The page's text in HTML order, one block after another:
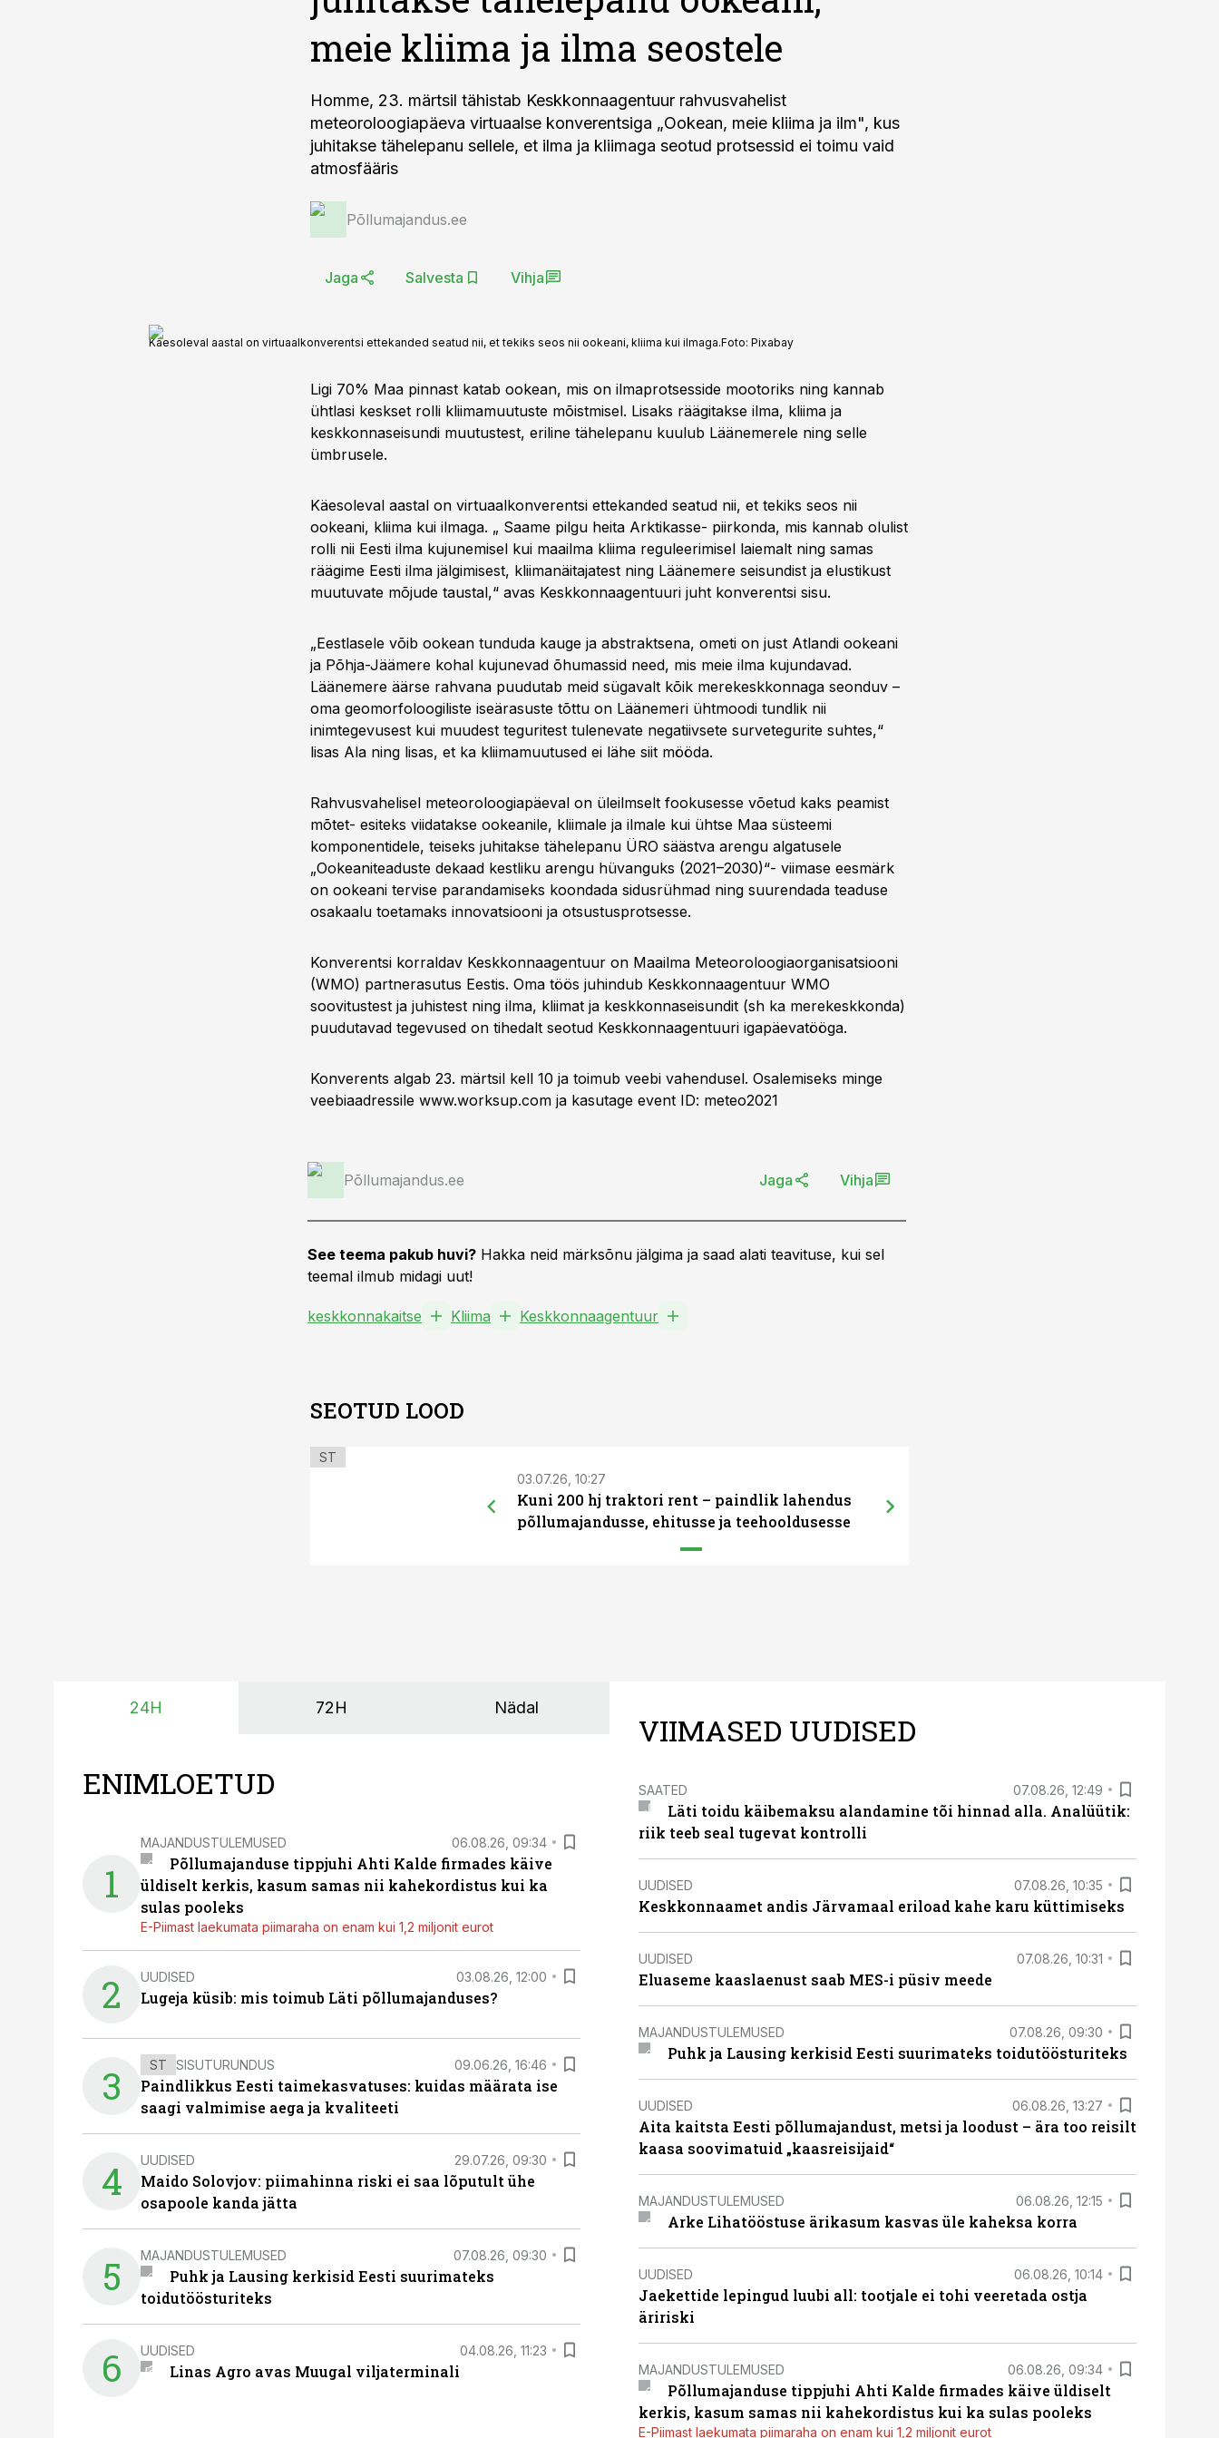
meie kliima ja ilma seostele
Homme, 23. märtsil tähistab Keskkonnaagentuur rahvusvahelist
meteoroloogiapäeva virtuaalse konverentsiga „Ookean, meie kliima ja ilm", kus
juhitakse tähelepanu sellele, et ilma ja kliimaga seotud protsessid ei toimu vaid
atmosfääris
Põllumajandus.ee
Jaga Salvesta Vihja
Käesoleval aastal on virtuaalkonverentsi ettekanded seatud nii, et tekiks seos nii ookeani, kliima kui ilmaga.Foto: Pixabay
Ligi 70% Maa pinnast katab ookean, mis on ilmaprotsesside mootoriks ning kannab
ühtlasi keskset rolli kliimamuutuste mõistmisel. Lisaks räägitakse ilma, kliima ja
keskkonnaseisundi muutustest, eriline tähelepanu kuulub Läänemerele ning selle
ümbrusele.
Käesoleval aastal on virtuaalkonverentsi ettekanded seatud nii, et tekiks seos nii
ookeani, kliima kui ilmaga. „ Saame pilgu heita Arktikasse- piirkonda, mis kannab olulist
rolli nii Eesti ilma kujunemisel kui maailma kliima reguleerimisel laiemalt ning samas
räägime Eesti ilma jälgimisest, kliimanäitajatest ning Läänemere seisundist ja elustikust
muutuvate mõjude taustal,“ avas Keskkonnaagentuuri juht konverentsi sisu.
„Eestlasele võib ookean tunduda kauge ja abstraktsena, ometi on just Atlandi ookeani
ja Põhja-Jäämere kohal kujunevad õhumassid need, mis meie ilma kujundavad.
Läänemere äärse rahvana puudutab meid sügavalt kõik merekeskkonnaga seonduv –
oma geomorfoloogiliste iseärasuste tõttu on Läänemeri ühtmoodi tundlik nii
inimtegevusest kui muudest teguritest tulenevate negatiivsete survetegurite suhtes,“
lisas Ala ning lisas, et ka kliimamuutused ei lähe siit mööda.
Rahvusvahelisel meteoroloogiapäeval on üleilmselt fookusesse võetud kaks peamist
mõtet- esiteks viidatakse ookeanile, kliimale ja ilmale kui ühtse Maa süsteemi
komponentidele, teiseks juhitakse tähelepanu ÜRO säästva arengu algatusele
„Ookeaniteaduste dekaad kestliku arengu hüvanguks (2021–2030)“- viimase eesmärk
on ookeani tervise parandamiseks koondada sidusrühmad ning suurendada teaduse
osakaalu toetamaks innovatsiooni ja otsustusprotsesse.
Konverentsi korraldav Keskkonnaagentuur on Maailma Meteoroloogiaorganisatsiooni
(WMO) partnerasutus Eestis. Oma töös juhindub Keskkonnaagentuur WMO
soovitustest ja juhistest ning ilma, kliimat ja keskkonnaseisundit (sh ka merekeskkonda)
puudutavad tegevused on tihedalt seotud Keskkonnaagentuuri igapäevatööga.
Konverents algab 23. märtsil kell 10 ja toimub veebi vahendusel. Osalemiseks minge
veebiaadressile www.worksup.com ja kasutage event ID: meteo2021
Põllumajandus.ee Jaga Vihja
See teema pakub huvi? Hakka neid märksõnu jälgima ja saad alati teavituse, kui sel
teemal ilmub midagi uut!
keskkonnakaitse Kliima Keskkonnaagentuur
SEOTUD LOOD
ST
03.07.26, 10:27
Kuni 200 hj traktori rent – paindlik lahendus
põllumajandusse, ehitusse ja teehooldusesse
24H 72H Nädal
ENIMLOETUD
1
MAJANDUSTULEMUSED 06.08.26, 09:34
Põllumajanduse tippjuhi Ahti Kalde firmades käive
üldiselt kerkis, kasum samas nii kahekordistus kui ka
sulas pooleks
E-Piimast laekumata piimaraha on enam kui 1,2 miljonit eurot
2 UUDISED 03.08.26, 12:00
Lugeja küsib: mis toimub Läti põllumajanduses?
3 ST SISUTURUNDUS 09.06.26, 16:46
Paindlikkus Eesti taimekasvatuses: kuidas määrata ise
saagi valmimise aega ja kvaliteeti
4 UUDISED 29.07.26, 09:30
Maido Solovjov: piimahinna riski ei saa lõputult ühe
osapoole kanda jätta
5 MAJANDUSTULEMUSED 07.08.26, 09:30
Puhk ja Lausing kerkisid Eesti suurimateks
toidutöösturiteks
6 UUDISED 04.08.26, 11:23
Linas Agro avas Muugal viljaterminali
VIIMASED UUDISED
SAATED 07.08.26, 12:49
Läti toidu käibemaksu alandamine tõi hinnad alla. Analüütik:
riik teeb seal tugevat kontrolli
UUDISED 07.08.26, 10:35
Keskkonnaamet andis Järvamaal eriload kahe karu küttimiseks
UUDISED 07.08.26, 10:31
Eluaseme kaaslaenust saab MES-i püsiv meede
MAJANDUSTULEMUSED 07.08.26, 09:30
Puhk ja Lausing kerkisid Eesti suurimateks toidutöösturiteks
UUDISED 06.08.26, 13:27
Aita kaitsta Eesti põllumajandust, metsi ja loodust – ära too reisilt
kaasa soovimatuid „kaasreisijaid“
MAJANDUSTULEMUSED 06.08.26, 12:15
Arke Lihatööstuse ärikasum kasvas üle kaheksa korra
UUDISED 06.08.26, 10:14
Jaekettide lepingud luubi all: tootjale ei tohi veeretada ostja
äririski
MAJANDUSTULEMUSED 06.08.26, 09:34
Põllumajanduse tippjuhi Ahti Kalde firmades käive üldiselt
kerkis, kasum samas nii kahekordistus kui ka sulas pooleks
E-Piimast laekumata piimaraha on enam kui 1,2 miljonit eurot